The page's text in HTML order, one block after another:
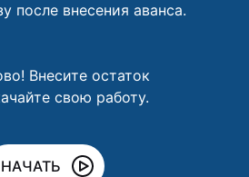
после внесения аванса.
Внесите остаток
свою работу.
НАЧАТЬ